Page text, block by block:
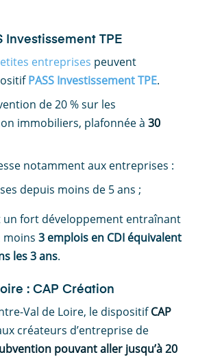
Investissement TPE
entreprises peuvent
PASS Investissement TPE.
de 20 % sur les
immobiliers, plafonnée à 30
notamment aux entreprises :
depuis moins de 5 ans ;
un fort développement entraînant
moins 3 emplois en CDI équivalent
les 3 ans.
: CAP Création
Val de Loire, le dispositifCAP
créateurs d’entreprise de
pouvant aller jusqu’à 20